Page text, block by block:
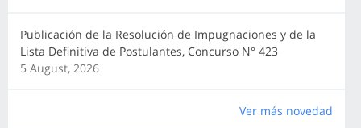
Publicación de la Resolución de Impugnaciones y de la
Lista Definitiva de Postulantes, Concurso N° 423
5 August, 2026
Ver más novedad